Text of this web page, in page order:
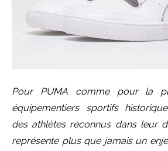
Pour PUMA comme pour la
équipementiers sportifs
des athlètes reconnus dans leur
représente plus que jamais un